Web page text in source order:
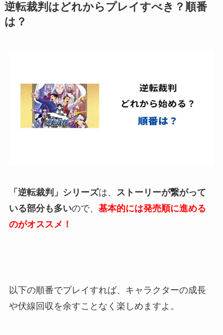
逆転裁判はどれからプレイすべき？順番
は？
「逆転裁判」シリーズは、
ストーリーが繋がって
いる部分も多いので、 基本的には発売順に進める
のがオススメ！
以下の順番でプレイすれば、キャラクターの成長
や伏線回収を余すことなく楽しめますよ。